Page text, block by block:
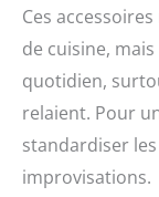
Ces
de cuisine,
quotidien,
relaient. Pour
standardiser
improvisations.